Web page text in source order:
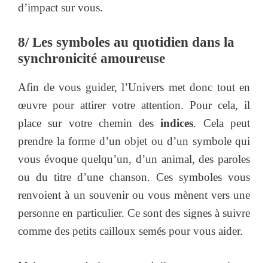
d’impact sur vous.
8/ Les symboles au quotidien dans la
synchronicité amoureuse
Afin de vous guider, l’Univers met donc tout en
œuvre pour attirer votre attention. Pour cela, il
place sur votre chemin desindices. Cela peut
prendre la forme d’un objet ou d’un symbole qui
vous évoque quelqu’un, d’un animal, des paroles
ou du titre d’une chanson. Ces symboles vous
renvoient à un souvenir ou vous mènent vers une
personne en particulier. Ce sont des signes à suivre
comme des petits cailloux semés pour vous aider.